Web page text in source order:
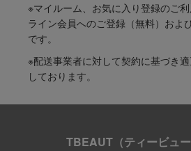
※マイルーム、お気に入り登録のご
ライン会員へのご登録（無料）およ
です。
※配送事業者に対して契約に基づき
しております。
TBEAUT（ティービュ